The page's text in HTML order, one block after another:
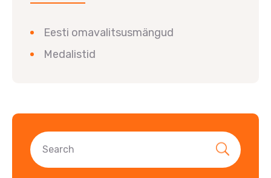
Eesti omavalitsusmängud
Medalistid